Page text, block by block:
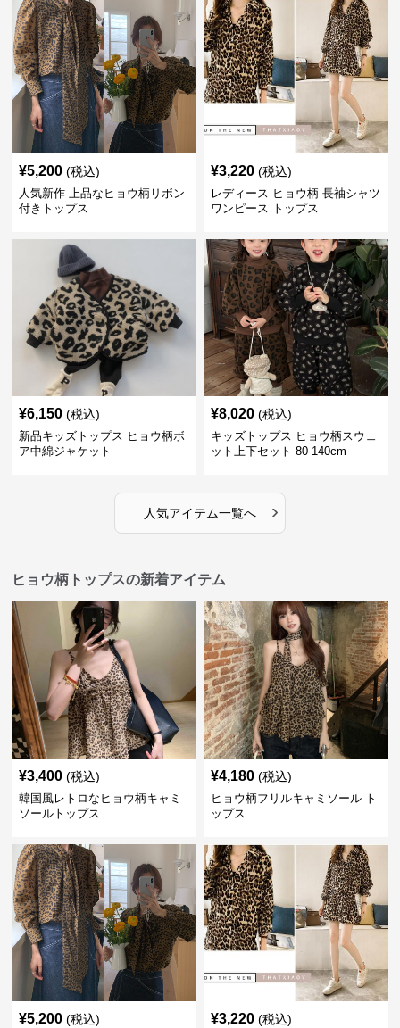
¥5,200 (税込)
人気新作 上品なヒョウ柄リボン
付きトップス
¥3,220 (税込)
レディース ヒョウ柄 長袖シャツ
ワンピース トップス
¥6,150 (税込)
新品キッズトップス ヒョウ柄ボ
ア中綿ジャケット
¥8,020 (税込)
キッズトップス ヒョウ柄スウェ
ット上下セット 80-140cm
人気アイテム一覧へ ›
ヒョウ柄トップスの新着アイテム
¥3,400 (税込)
韓国風レトロなヒョウ柄キャミ
ソールトップス
¥4,180 (税込)
ヒョウ柄フリルキャミソール ト
ップス
¥5,200 (税込) ¥3,220 (税込)